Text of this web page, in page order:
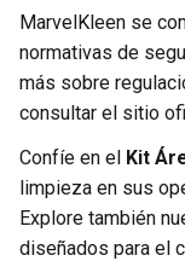
MarvelKleen se
normativas de
más sobre
consultar el sitio
Confíe en el Kit
limpieza en sus
Explore también
diseñados para el